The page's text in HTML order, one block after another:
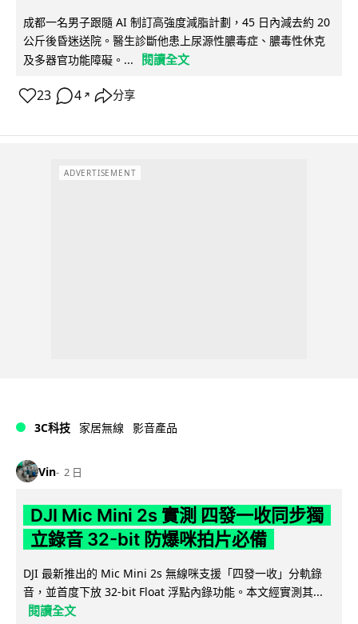
成都一名男子跟隨 AI 制訂高強度減脂計劃，45 日內減去約 20
公斤後昏迷送院。醫生診斷他患上尿源性膿毒症、膿毒性休克
及多器官功能障礙。...
閱讀全文
23 4 ↗ 分享
ADVERTISEMENT
3C科技 家居無線 影音產品
Vin 2 日
DJI Mic Mini 2s 實測 四發一收同步獨
立錄音 32-bit 防爆咪拍片必備
DJI 最新推出的 Mic Mini 2s 無線咪支援「四發一收」分軌錄
音，並首度下放 32-bit Float 浮點內錄功能。本文經實測其...
閱讀全文